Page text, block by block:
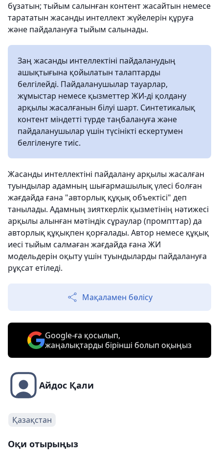
бұзатын; тыйым салынған контент жасайтын немесе
тарататын жасанды интеллект жүйелерін құруға
және пайдалануға тыйым салынады.
Заң жасанды интеллектіні пайдаланудың
ашықтығына қойылатын талаптарды
белгілейді. Пайдаланушылар тауарлар,
жұмыстар немесе қызметтер ЖИ-ді қолдану
арқылы жасалғанын білуі шарт. Синтетикалық
контент міндетті түрде таңбалануға және
пайдаланушылар үшін түсінікті ескертумен
белгіленуге тиіс.
Жасанды интеллектіні пайдалану арқылы жасалған
туындылар адамның шығармашылық үлесі болған
жағдайда ғана "авторлық құқық объектісі" деп
танылады. Адамның зияткерлік қызметінің нәтижесі
арқылы алынған мәтіндік сұраулар (промпттар) да
авторлық құқықпен қорғалады. Автор немесе құқық
иесі тыйым салмаған жағдайда ғана ЖИ
модельдерін оқыту үшін туындыларды пайдалануға
рұқсат етіледі.
Мақаламен бөлісу
Google-ға қосылып,
жаңалықтарды бірінші болып оқыңыз
Айдос Қали
Қазақстан
Оқи отырыңыз